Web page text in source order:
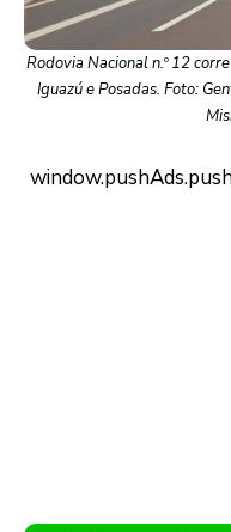
Rodovia Nacional n.º 12
Iguazú e Posadas. Foto: